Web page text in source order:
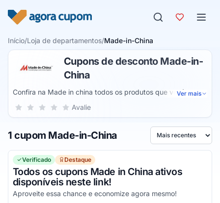
Início/Loja de departamentos/Made-in-China
Cupons de desconto Made-in-
China
Confira na Made in china todos os produtos que você
precisa no seu dia a dia e compre utilizando um cupom de
Agora Cupom, o seu portal de códigos promocionais
favorito com milhares de lojas e opções para você
economizar!
Ver mais
Sua nota para Made-in-China, de 1 a 5 estrelas
5 estrelas
4 estrelas
3 estrelas
2 estrelas
1 estrela Avalie
1 cupom Made-in-China Ordenar por
Verificado Destaque
Todos os cupons Made in China ativos
disponíveis neste link!
Aproveite essa chance e economize agora mesmo!